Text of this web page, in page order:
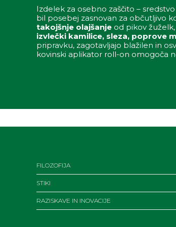
Izdelek za osebno zaščito –
bil posebej zasnovan za občutljivo
takojšnje olajšanje od pikov
izvlečki kamilice, sleza, poprove
pripravku, zagotavljajo blažilen in
kovinski aplikator roll-on omogoča
FILOZOFIJA
STIKI
RAZISKAVE IN INOVACIJE